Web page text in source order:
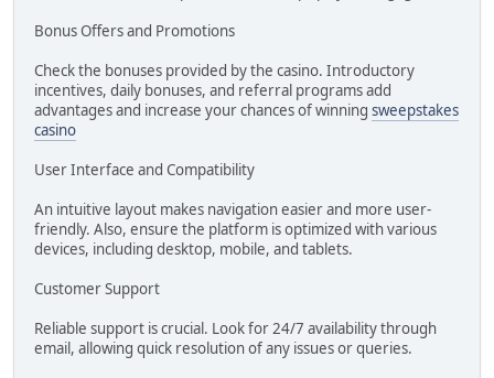
Bonus Offers and Promotions
Check the bonuses provided by the casino. Introductory
incentives, daily bonuses, and referral programs add
advantages and increase your chances of winning sweepstakes
casino
User Interface and Compatibility
An intuitive layout makes navigation easier and more user-
friendly. Also, ensure the platform is optimized with various
devices, including desktop, mobile, and tablets.
Customer Support
Reliable support is crucial. Look for 24/7 availability through
email, allowing quick resolution of any issues or queries.